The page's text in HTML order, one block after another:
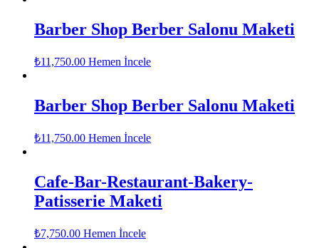
Barber Shop Berber Salonu Maketi
₺11,750.00 Hemen İncele
Barber Shop Berber Salonu Maketi
₺11,750.00 Hemen İncele
Cafe-Bar-Restaurant-Bakery-
Patisserie Maketi
₺7,750.00 Hemen İncele